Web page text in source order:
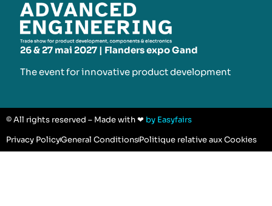
26 & 27 mai 2027 | Flanders expo Gand
The event for innovative product development​
© All rights reserved – Made with ❤ by Easyfairs
Privacy PolicyGeneral ConditionsPolitique relative aux Cookies